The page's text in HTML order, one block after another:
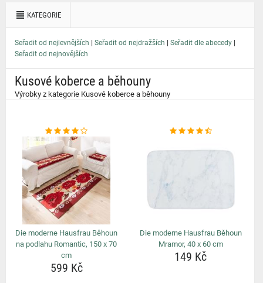
KATEGORIE
Seřadit od nejlevnějších | Seřadit od nejdražších | Seřadit dle abecedy |
Seřadit od nejnovějších
Kusové koberce a běhouny
Výrobky z kategorie Kusové koberce a běhouny
Die moderne Hausfrau Běhoun
na podlahu Romantic, 150 x 70
cm
599 Kč
Die moderne Hausfrau Běhoun
Mramor, 40 x 60 cm
149 Kč